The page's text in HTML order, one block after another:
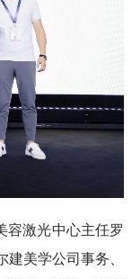
容激光中心主任罗
美学公司事务、